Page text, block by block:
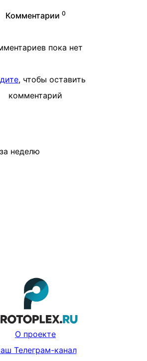
Комментарии 0
пока нет
, чтобы оставить
комментарий
за неделю
О проекте
Телеграм-канал